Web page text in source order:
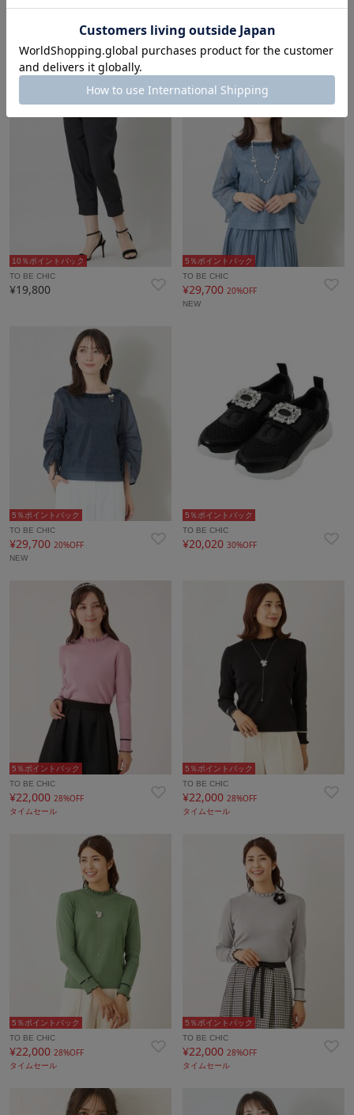
10％ポイントバック
10％ポイントバック
¥19,800
10％ポイントバック
TO BE CHIC
¥19,800
5％ポイントバック
TO BE CHIC
¥29,700 20%OFF
NEW
5％ポイントバック
TO BE CHIC
¥29,700 20%OFF
NEW
5％ポイントバック
TO BE CHIC
¥20,020 30%OFF
5％ポイントバック
TO BE CHIC
¥22,000 28%OFF
タイムセール
5％ポイントバック
TO BE CHIC
¥22,00028%OFF
タイムセール
5％ポイントバック
TO BE CHIC
¥22,000 28%OFF
タイムセール
5％ポイントバック
TO BE CHIC
¥22,00028%OFF
タイムセール